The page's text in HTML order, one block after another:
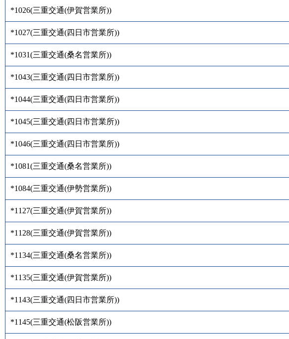
*1026(三重交通(伊賀営業所))
*1027(三重交通(四日市営業所))
*1031(三重交通(桑名営業所))
*1043(三重交通(四日市営業所))
*1044(三重交通(四日市営業所))
*1045(三重交通(四日市営業所))
*1046(三重交通(四日市営業所))
*1081(三重交通(桑名営業所))
*1084(三重交通(伊勢営業所))
*1127(三重交通(伊賀営業所))
*1128(三重交通(伊賀営業所))
*1134(三重交通(桑名営業所))
*1135(三重交通(伊賀営業所))
*1143(三重交通(四日市営業所))
*1145(三重交通(松阪営業所))